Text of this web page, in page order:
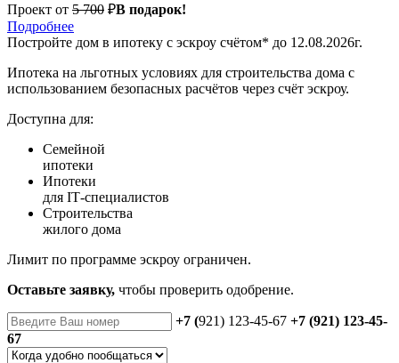
Проект от 5 700 ₽В подарок!
Подробнее
Постройте дом в ипотеку с эскроу счётом* до 12.08.2026г.
Ипотека на льготных условиях для строительства дома с
использованием безопасных расчётов через счёт эскроу.
Доступна для:
Семейной
ипотеки
Ипотеки
для IT‑специалистов
Строительства
жилого дома
Лимит по программе эскроу ограничен.
Оставьте заявку, чтобы проверить одобрение.
+7 (921) 123-45-67 +7 (921) 123-45-
67